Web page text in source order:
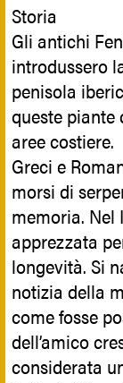
Storia
Gli antichi
introdussero
penisola
queste
aree costiere.
Greci e
morsi di
memoria. Nel
apprezzata
longevità. Si
notizia della
come fosse
dell’amico
considerata